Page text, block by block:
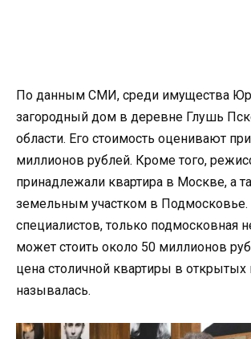
По данным СМИ, среди имущества
загородный дом в деревне Глушь
области. Его стоимость оценивают
миллионов рублей. Кроме того,
принадлежали квартира в Москве, а
земельным участком в
специалистов, только подмосковная
может стоить около 50 миллионов
цена столичной квартиры в открытых
называлась.